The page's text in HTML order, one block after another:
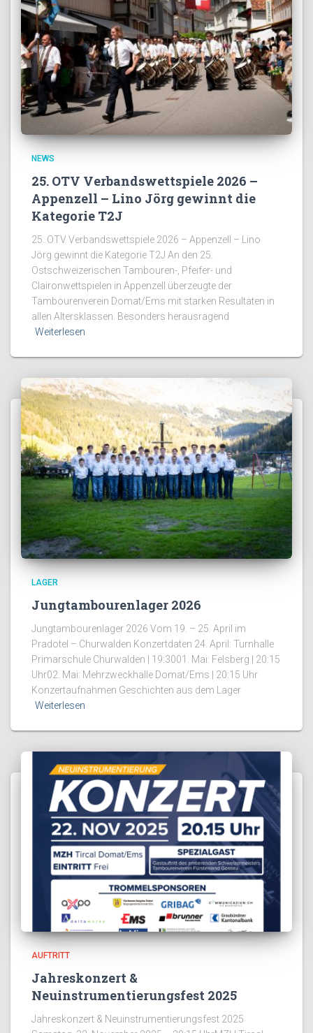
NEWS
25. OTV Verbandswettspiele 2026 –
Appenzell – Lino Jörg gewinnt die
Kategorie T2J
25. OTV Verbandswettspiele 2026 – Appenzell – Lino
Jörg gewinnt die Kategorie T2J An den 25.
Ostschweizerischen Tambouren-, Pfeifer- und
Claironwettspielen in Appenzell überzeugte der
Tambourenverein Domat/Ems mit starken Resultaten in
allen Altersklassen. Besonders herausragend
Weiterlesen
LAGER
Jungtambourenlager 2026
Jungtambourenlager 2026 Vom 19. – 25. April im
Pradotel – Churwalden Konzertdaten 24. April: Turnhalle
Primarschule Churwalden | 19:3001. Mai: Felsberg | 20:15
Uhr02. Mai: Mehrzweckhalle Domat/Ems | 20:15 Uhr
Konzertaufnahmen Geschichten aus dem Lager
Weiterlesen
AUFTRITT
Jahreskonzert &
Neuinstrumentierungsfest 2025
Jahreskonzert & Neuinstrumentierungsfest 2025